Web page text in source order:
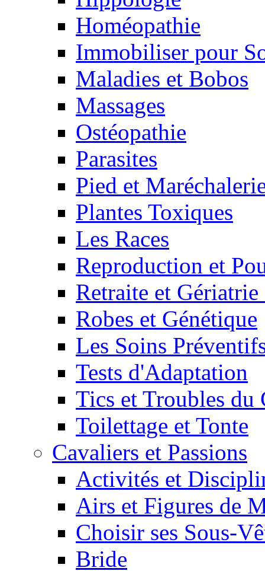
Homéopathie
Immobiliser pour
Maladies et Bobos
Massages
Ostéopathie
Parasites
Pied et
Plantes Toxiques
Les Races
Reproduction et
Retraite et
Robes et Génétique
Les Soins
Tests d'Adaptation
Tics et Troubles du
Toilettage et Tonte
Cavaliers et Passions
Activités et
Airs et Figures de
Choisir ses Sous-
Bride